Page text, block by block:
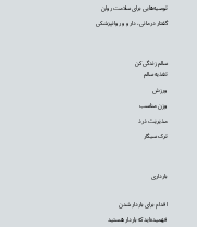
بارداری
اقدام برای باردار شدن
فهمیده‌اید که باردار هستید
سالم زندگی کن
تغذیه سالم
ورزش
وزن مناسب
مدیریت درد
ترک سیگار
توصیه‌‌هایی برای سلامت روان
گفتار درمانی، دارو و روانپزشکی